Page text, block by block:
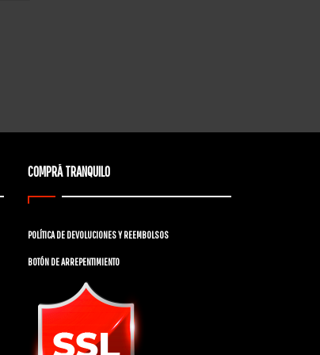
COMPRÁ TRANQUILO
POLÍTICA DE DEVOLUCIONES Y REEMBOLSOS
BOTÓN DE ARREPENTIMIENTO